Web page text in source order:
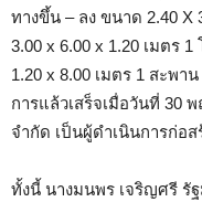
ทางขึ้น – ลง ขนาด 2.40 X
3.00 x 6.00 x 1.20 เมตร
1.20 x 8.00 เมตร 1 สะพา
การแล้วเสร็จเมื่อวันที่ 30
จำกัด เป็นผู้ดำเนินการก่อส
ทั้งนี้ นางมนพร เจริญศรี รั